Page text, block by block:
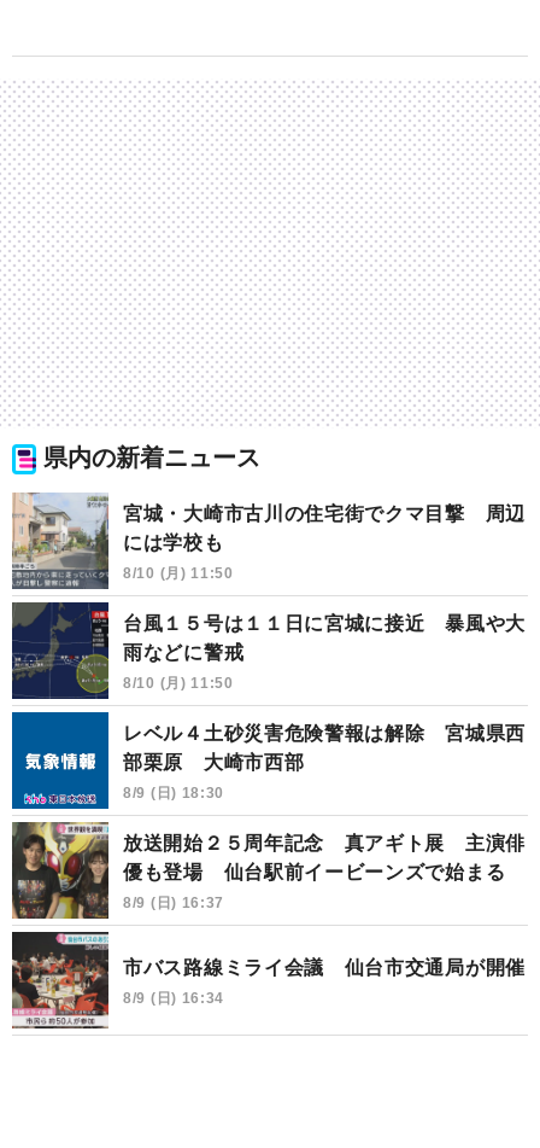
県内の新着ニュース
宮城・大崎市古川の住宅街でクマ目撃 周辺
には学校も
8/10 (月) 11:50
台風１５号は１１日に宮城に接近 暴風や大
雨などに警戒
8/10 (月) 11:50
レベル４土砂災害危険警報は解除 宮城県西
部栗原 大崎市西部
8/9 (日) 18:30
放送開始２５周年記念 真アギト展 主演俳
優も登場 仙台駅前イービーンズで始まる
8/9 (日) 16:37
市バス路線ミライ会議 仙台市交通局が開催
8/9 (日) 16:34